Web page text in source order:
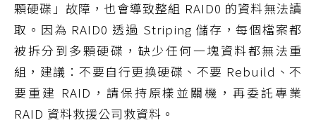
顆硬碟」故障，也會導致整組 RAID0 的資料無法讀
取。因為 RAID0 透過 Striping 儲存，每個檔案都
被拆分到多顆硬碟，缺少任何一塊資料都無法重
組，建議：不要自行更換硬碟、不要 Rebuild、不
要重建 RAID，請保持原樣並關機，再委託專業
RAID 資料救援公司救資料。